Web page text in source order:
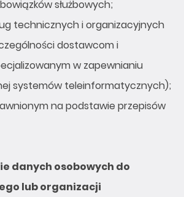
służbowych;
technicznych i organizacyjnych
dostawcom i
w zapewnianiu
systemów teleinformatycznych);
na podstawie przepisów
danych osobowych do
lub organizacji